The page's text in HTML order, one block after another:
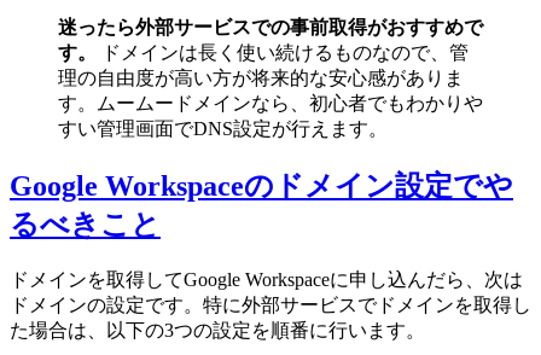
迷ったら外部サービスでの事前取得がおすすめで
す。
ドメインは長く使い続けるものなので、管
理の自由度が高い方が将来的な安心感がありま
す。ムームードメインなら、初心者でもわかりや
すい管理画面でDNS設定が行えます。
Google Workspaceのドメイン設定でや
るべきこと
ドメインを取得してGoogle Workspaceに申し込んだら、次は
ドメインの設定です。特に外部サービスでドメインを取得し
た場合は、以下の3つの設定を順番に行います。